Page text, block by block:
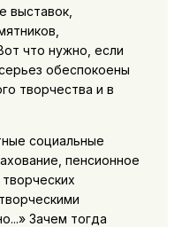
выставок,
что нужно, если
обеспокоены
творчества и в
социальные
пенсионное
Зачем тогда